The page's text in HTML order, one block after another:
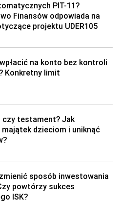
PIT-11?
Finansów odpowiada na
projektu UDER105
na konto bez kontroli
Konkretny limit
czy testament? Jak
dzieciom i uniknąć
sposób inwestowania
powtórzy sukces
ISK?